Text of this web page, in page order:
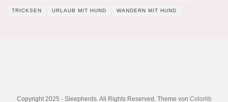
TRICKSEN URLAUB MIT HUND WANDERN MIT HUND
Copyright 2025 - Sleepherds. All Rights Reserved. Theme von Colorlib